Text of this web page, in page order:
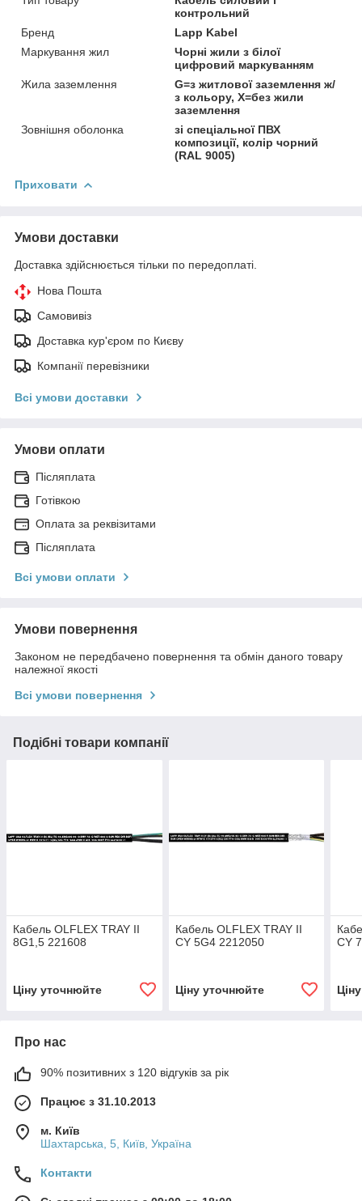
контрольний
Бренд
Lapp Kabel
Маркування жил
Чорні жили з білої
цифровий маркуванням
Жила заземлення
G=з житлової заземлення ж/
з кольору, Х=без жили
заземлення
Зовнішня оболонка
зі спеціальної ПВХ
композиції, колір чорний
(RAL 9005)
Приховати
Умови доставки
Доставка здійснюється тільки по передоплаті.
Нова Пошта
Самовивіз
Доставка кур'єром по Києву
Компанії перевізники
Всі умови доставки
Умови оплати
Післяплата
Готівкою
Оплата за реквізитами
Післяплата
Всі умови оплати
Умови повернення
Законом не передбачено повернення та обмін даного товару
належної якості
Всі умови повернення
Подібні товари компанії
Кабель OLFLEX TRAY II
8G1,5 221608
Ціну уточнюйте
Кабель OLFLEX TRAY II
CY 5G4 2212050
Ціну уточнюйте
CY
Про нас
90% позитивних з 120 відгуків за рік
Працює з 31.10.2013
м. Київ
Шахтарська, 5, Київ, Україна
Контакти